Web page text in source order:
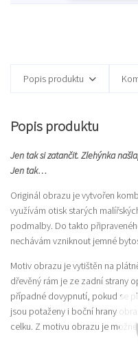
Popis produktu
Popis produktu
Jen tak si zatančit. Zlehýnka
Jen tak…
Originál obrazu je vytvořen
využívám otisk starých
podmalby. Do takto
nechávám vzniknout jemné
Motiv obrazu je vytištěn na
dřevěný rám je ze zadní strany
případné dovypnutí, pokud se
jsou potaženy i boční hrany
celku. Z motivu obrazu je